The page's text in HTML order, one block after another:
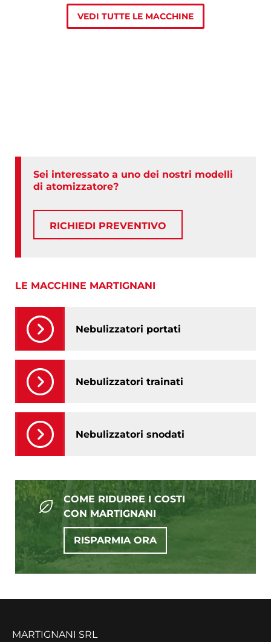
VEDI TUTTE LE MACCHINE
Sei interessato a uno dei nostri modelli
di atomizzatore?
RICHIEDI PREVENTIVO
LE MACCHINE MARTIGNANI
Nebulizzatori portati
Nebulizzatori trainati
Nebulizzatori snodati
COME RIDURRE I COSTI
CON MARTIGNANI
RISPARMIA ORA
MARTIGNANI SRL